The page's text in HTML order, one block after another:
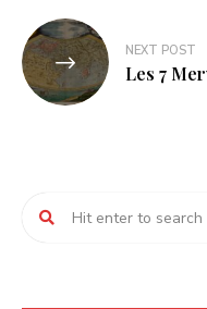
NEXT POST
Les 7